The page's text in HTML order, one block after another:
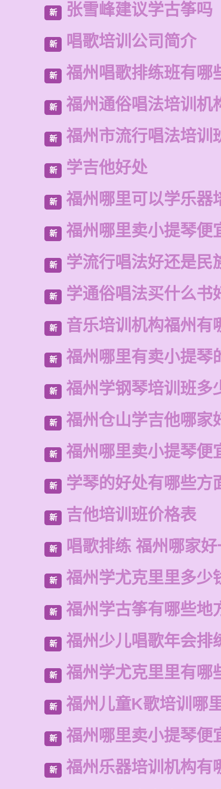
新 张雪峰建议学古筝吗
新 唱歌培训公司简介
新 福州唱歌排练班有哪
新 福州通俗唱法培训机
新 福州市流行唱法培训
新 学吉他好处
新 福州哪里可以学乐器
新 福州哪里卖小提琴便
新 学流行唱法好还是民
新 学通俗唱法买什么书
新 音乐培训机构福州有
新 福州哪里有卖小提琴
新 福州学钢琴培训班多
新 福州仓山学吉他哪家
新 福州哪里卖小提琴便
新 学琴的好处有哪些方
新 吉他培训班价格表
新 唱歌排练 福州哪家
新 福州学尤克里里多少
新 福州学古筝有哪些地
新 福州少儿唱歌年会排
新 福州学尤克里里有哪
新 福州儿童K歌培训哪
新 福州哪里卖小提琴便
新 福州乐器培训机构有